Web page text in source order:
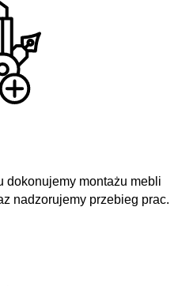
dokonujemy montażu mebli
nadzorujemy przebieg prac.